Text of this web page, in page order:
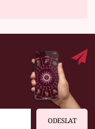
ODESLAT